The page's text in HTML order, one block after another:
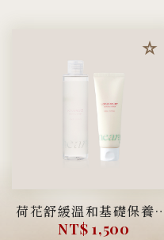
荷花舒緩溫和基礎
NT$ 1,500